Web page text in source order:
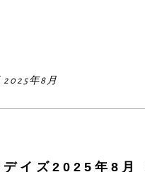
年8月
イズ2025年8月